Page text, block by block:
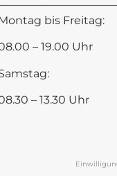
bis Freitag:
– 19.00 Uhr
– 13.30 Uhr